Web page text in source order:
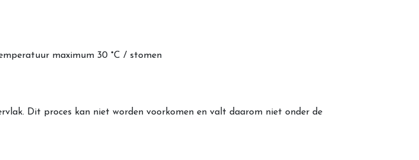
maximum 30 °C / stomen
Dit proces kan niet worden voorkomen en valt daarom niet onder de